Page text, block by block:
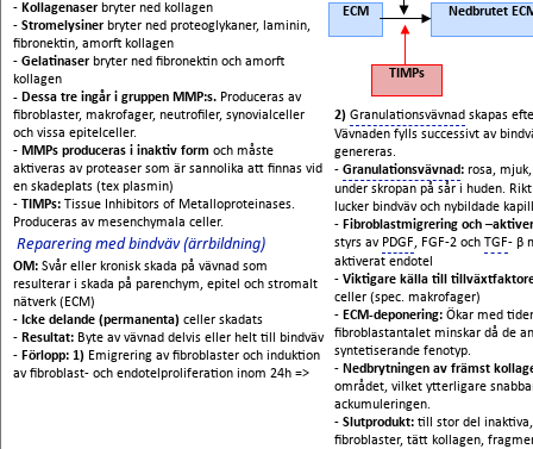
- Kollagenaser bryter ned kollagen
- Stromelysiner bryter ned proteoglykaner, laminin,
fibronektin, amorft kollagen
- Gelatinaser bryter ned fibronektin och amorft
kollagen
- Dessa tre ingår i gruppen MMP:s. Produceras av
fibroblaster, makrofager, neutrofiler, synovialceller
och vissa epitelceller.
- MMPs produceras i inaktiv form och måste
aktiveras av proteaser som är sannolika att finnas vid
en skadeplats (tex plasmin)
- TIMPs: Tissue Inhibitors of Metalloproteinases.
Produceras av mesenchymala celler.
Reparering med bindväv (ärrbildning)
OM: Svår eller kronisk skada på vävnad som
resulterar i skada på parenchym, epitel och stromalt
nätverk (ECM)
- Icke delande (permanenta) celler skadats
- Resultat: Byte av vävnad delvis eller helt till bindväv
- Förlopp: 1) Emigrering av fibroblaster och induktion
av fibroblast- och endotelproliferation inom 24h =>
2) Granulationsvävnad skapas
Vävnaden fylls successivt av
genereras.
- Granulationsvävnad: rosa,
under skropan på sår i huden.
lucker bindväv och nybildade
- Fibroblastmigrering och
styrs av PDGF, FGF-2 och TGF- β
aktiverat endotel
- Viktigare källa till
celler (spec. makrofager)
- ECM-deponering: Ökar med
fibroblastantalet minskar då de
syntetiserande fenotyp.
- Nedbrytningen av främst
området, vilket ytterligare
ackumuleringen.
- Slutprodukt: till stor del
fibroblaster, tätt kollagen,
ECM Nedbrutet
TIMPs